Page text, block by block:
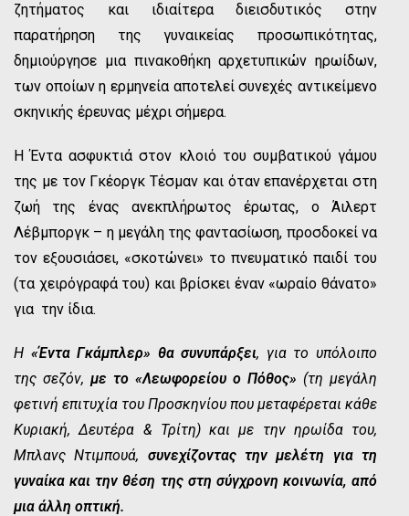
ζητήματος και ιδιαίτερα διεισδυτικός στην
παρατήρηση της γυναικείας προσωπικότητας,
δημιούργησε μια πινακοθήκη αρχετυπικών ηρωίδων,
των οποίων η ερμηνεία αποτελεί συνεχές αντικείμενο
σκηνικής έρευνας μέχρι σήμερα.
Η Έντα ασφυκτιά στον κλοιό του συμβατικού γάμου
της με τον Γκέοργκ Τέσμαν και όταν επανέρχεται στη
ζωή της ένας ανεκπλήρωτος έρωτας, ο Άιλερτ
Λέβμποργκ – η μεγάλη της φαντασίωση, προσδοκεί να
τον εξουσιάσει, «σκοτώνει» το πνευματικό παιδί του
(τα χειρόγραφά του) και βρίσκει έναν «ωραίο θάνατο»
για την ίδια.
Η «Έντα Γκάμπλερ» θα συνυπάρξει, για το υπόλοιπο
της σεζόν, με το «Λεωφορείου ο Πόθος» (τη μεγάλη
φετινή επιτυχία του Προσκηνίου που μεταφέρεται κάθε
Κυριακή, Δευτέρα & Τρίτη) και με την ηρωίδα του,
Μπλανς Ντιμπουά, συνεχίζοντας την μελέτη για τη
γυναίκα και την θέση της στη σύγχρονη κοινωνία, από
μια άλλη οπτική.